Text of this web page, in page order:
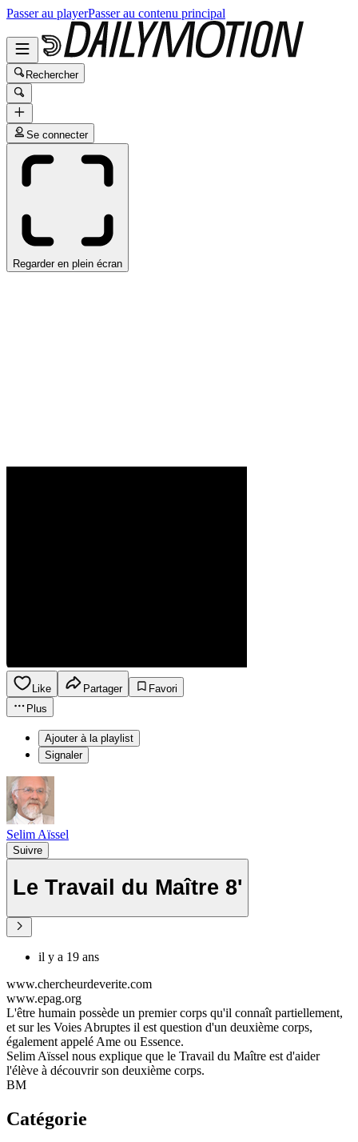
Passer au playerPasser au contenu principal
Rechercher
Se connecter
Regarder en plein écran
Like Partager
Favori
Plus
Ajouter à la playlist
Signaler
Selim Aïssel
Suivre
Le Travail du Maître 8'
il y a 19 ans
www.chercheurdeverite.com
www.epag.org
L'être humain possède un premier corps qu'il connaît partiellement,
et sur les Voies Abruptes il est question d'un deuxième corps,
également appelé Ame ou Essence.
Selim Aïssel nous explique que le Travail du Maître est d'aider
l'élève à découvrir son deuxième corps.
BM
Catégorie